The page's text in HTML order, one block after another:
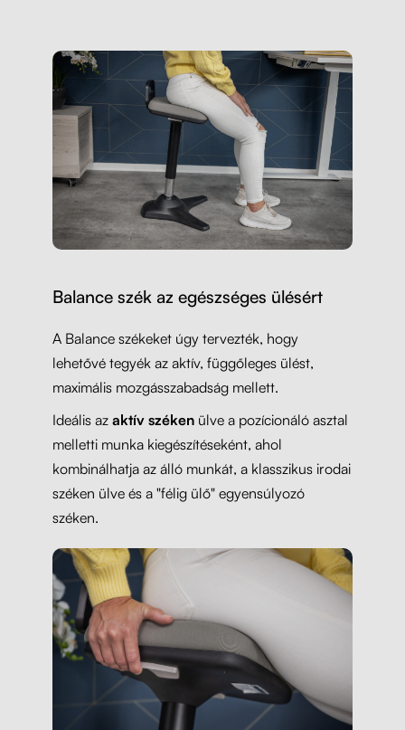
Balance szék az egészséges ülésért
A Balance székeket úgy tervezték, hogy
lehetővé tegyék az aktív, függőleges ülést,
maximális mozgásszabadság mellett.
Ideális az aktív székenülve a pozícionáló asztal
melletti munka kiegészítéseként, ahol
kombinálhatja az álló munkát, a klasszikus irodai
széken ülve és a "félig ülő" egyensúlyozó
széken.